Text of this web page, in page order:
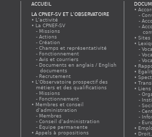
ACCUEIL
LA CPNEF-SV ET L’OBSERVATOIRE
L’activité
La CPNEF-SV
Missions
Actions
Création
Champs et représentativité
Fonctionnement
Avis et courriers
Documents en anglais / English
documents
Recrutement
L’Observatoire prospectif des
métiers et des qualifications
Missions
Fonctionnement
Membres et conseil
d’administration
Membres
Conseil d’administration
Équipe permanente
Appels à propositions
Sites
Liens